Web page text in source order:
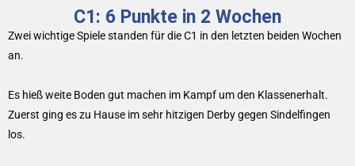
C1: 6 Punkte in 2 Wochen
Zwei wichtige Spiele standen für die C1 in den letzten beiden Wochen
an.
Es hieß weite Boden gut machen im Kampf um den Klassenerhalt.
Zuerst ging es zu Hause im sehr hitzigen Derby gegen Sindelfingen
los.